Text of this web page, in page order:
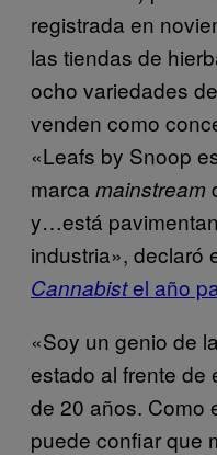
registrada en
las tiendas de
ocho variedades
venden como
«Leafs by Snoop
marca mainstream
y…está
industria», declaró
Cannabistel año
«Soy un genio de
estado al frente de
de 20 años. Como
puede confiar que